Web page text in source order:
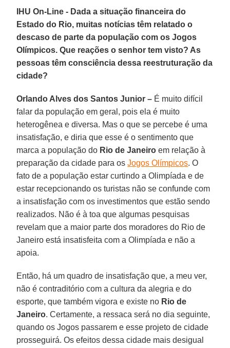
IHU On-Line - Dada a situação financeira do
Estado do Rio, muitas notícias têm relatado o
descaso de parte da população com os Jogos
Olímpicos. Que reações o senhor tem visto? As
pessoas têm consciência dessa reestruturação da
cidade?
Orlando Alves dos Santos Junior – É muito difícil
falar da população em geral, pois ela é muito
heterogênea e diversa. Mas o que se percebe é uma
insatisfação, e diria que esse é o sentimento que
marca a população do Rio de Janeiro em relação à
preparação da cidade para osJogos Olímpicos. O
fato de a população estar curtindo a Olimpíada e de
estar recepcionando os turistas não se confunde com
a insatisfação com os investimentos que estão sendo
realizados. Não é à toa que algumas pesquisas
revelam que a maior parte dos moradores do Rio de
Janeiro está insatisfeita com a Olimpíada e não a
apoia.
Então, há um quadro de insatisfação que, a meu ver,
não é contraditório com a cultura da alegria e do
esporte, que também vigora e existe no Rio de
Janeiro. Certamente, a ressaca será no dia seguinte,
quando os Jogos passarem e esse projeto de cidade
prosseguirá. Os efeitos dessa cidade mais desigual